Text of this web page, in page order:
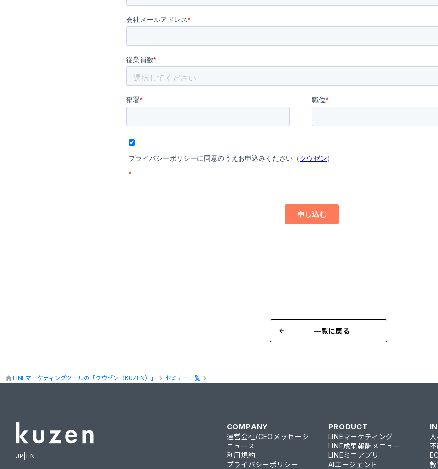
arrow_back 一覧に戻る
homeLINEマーケティングツールの「クウゼン（KUZEN）」 keyboard_arrow_right セミナー一覧 keyboard_arrow_right
JP EN
COMPANY
運営会社/CEOメッセージ
ニュース
利用規約
プライバシーポリシー
PRODUCT
LINEマーケティング
LINE成果報酬メニュー
LINEミニアプリ
AIエージェント